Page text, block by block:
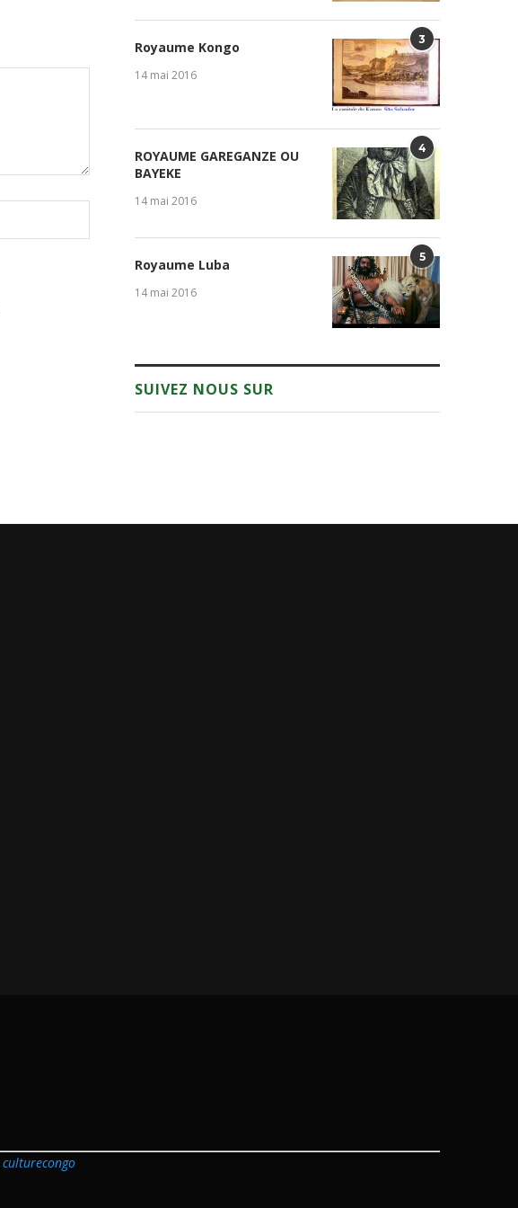
3
Royaume Kongo
14 mai 2016
4
ROYAUME GAREGANZE OU
BAYEKE
14 mai 2016
5
Royaume Luba
14 mai 2016
SUIVEZ NOUS SUR
culturecongo